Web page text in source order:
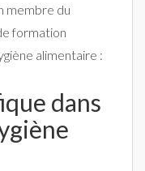
membre du
formation
alimentaire :
dans